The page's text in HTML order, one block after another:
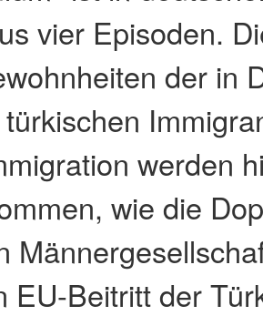
vier Episoden.
der in
werden
wie die
EU-Beitritt der